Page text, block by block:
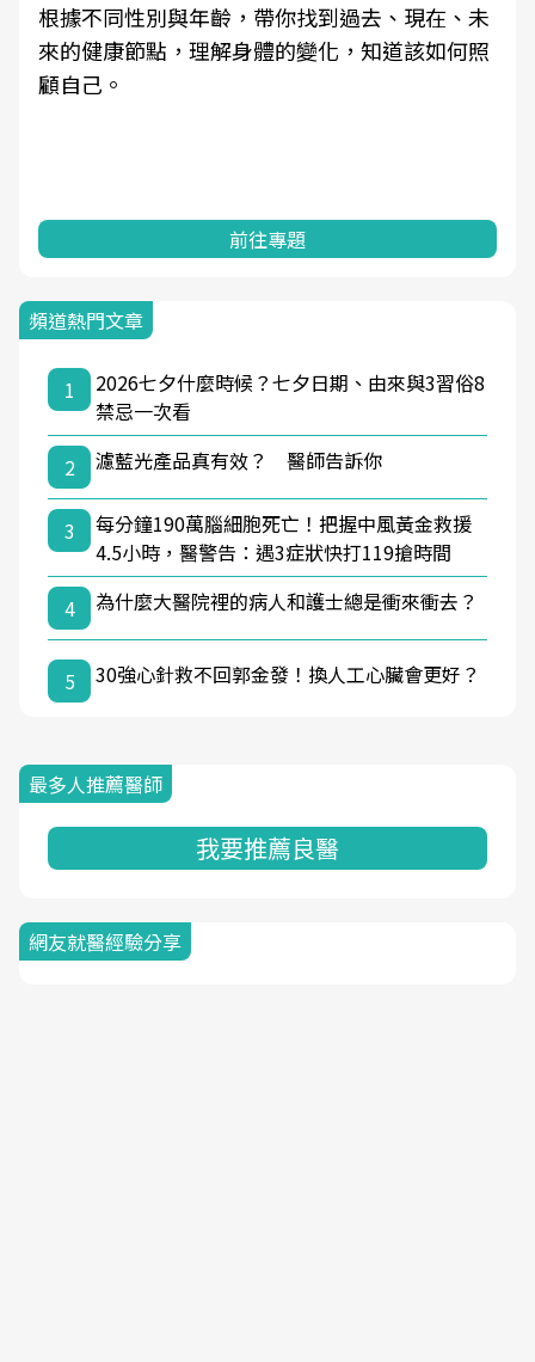
根據不同性別與年齡，帶你找到過去、現在、未
來的健康節點，理解身體的變化，知道該如何照
顧自己。
前往專題
頻道熱門文章
1
2026七夕什麼時候？七夕日期、由來與3習俗8
禁忌一次看
2
濾藍光產品真有效？ 醫師告訴你
3
每分鐘190萬腦細胞死亡！把握中風黃金救援
4.5小時，醫警告：遇3症狀快打119搶時間
4
為什麼大醫院裡的病人和護士總是衝來衝去？
5 30強心針救不回郭金發！換人工心臟會更好？
最多人推薦醫師
我要推薦良醫
網友就醫經驗分享